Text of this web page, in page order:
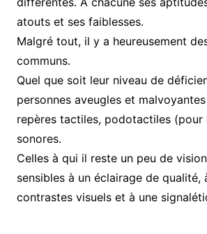
atouts et ses faiblesses.
Malgré tout, il y a heureusement
communs.
Quel que soit leur niveau de
personnes aveugles et
repères tactiles, podotactiles (pour
sonores.
Celles à qui il reste un peu de
sensibles à un éclairage de qualité,
contrastes visuels et à une